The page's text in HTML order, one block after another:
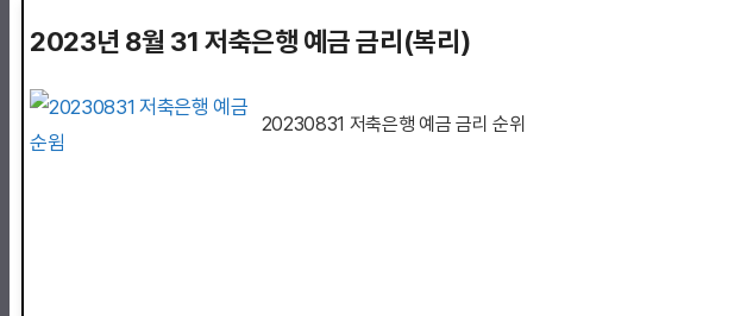
2023년 8월 31 저축은행 예금 금리(복리)
20230831 저축은행 예금 금리 순위